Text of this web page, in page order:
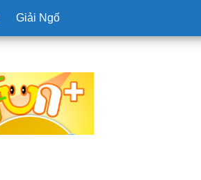
Giải Ngố